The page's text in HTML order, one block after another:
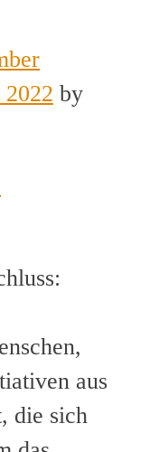
2022 by
aus
die sich